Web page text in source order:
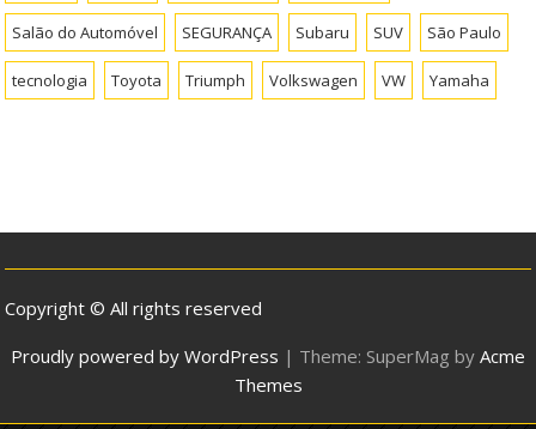
Salão do Automóvel SEGURANÇA Subaru SUV São Paulo
tecnologia Toyota Triumph Volkswagen VW Yamaha
Copyright © All rights reserved
Proudly powered by WordPress | Theme: SuperMag by Acme
Themes